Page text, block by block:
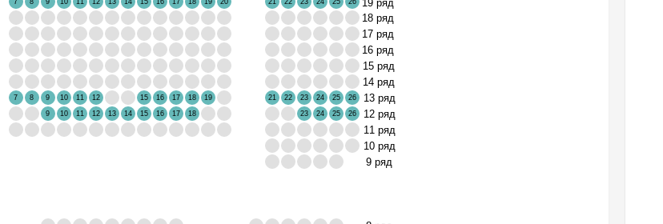
9 10 11 12 13 14 15 16 17 18
7 8 9 10 11 12 15 16 17 18 19
7 8 9 10 11 12 13 14 15 16 17 18 19 20
23 24 25 26
21 22 23 24 25 26
21 22 23 24 25 26
19 ряд
18 ряд
17 ряд
16 ряд
15 ряд
14 ряд
13 ряд
12 ряд
11 ряд
10 ряд
9 ряд